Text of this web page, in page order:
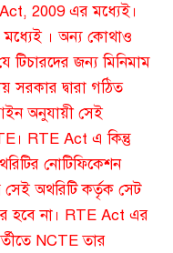
2009 এর মধ্যেই।
। অন্য কোথাও
জন্য মিনিমাম
সরকার দ্বারা গঠিত
অনুযায়ী সেই
RTE Act এ কিন্তু
নোটিফিকেশন
সেই অথরিটি কর্তৃক সেট
হবে না। RTE Act এর
NCTE তার